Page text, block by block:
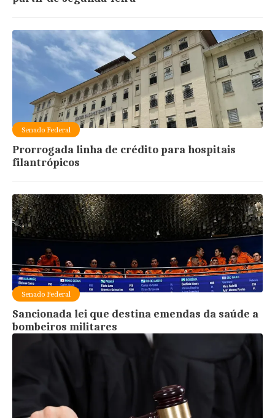
Senado Federal
Prorrogada linha de crédito para hospitais
filantrópicos
Senado Federal
Sancionada lei que destina emendas da saúde a
bombeiros militares